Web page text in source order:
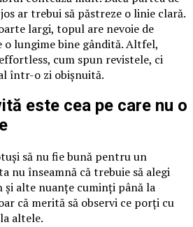
ar trebui să păstreze o linie clară.
largi, topul are nevoie de
o lungime bine gândită. Altfel,
cum spun revistele, ci
într-o zi obișnuită.
este cea pe care nu o
să nu fie bună pentru un
nu înseamnă că trebuie să alegi
și alte nuanțe cuminți până la
că merită să observi ce porți cu
altele.